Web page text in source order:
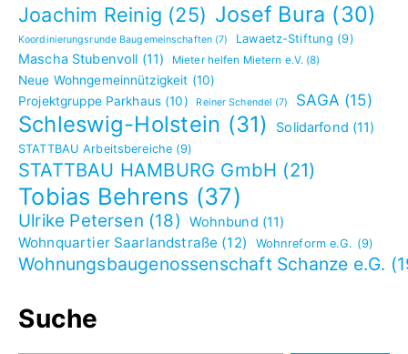
Joachim Reinig (25) Josef Bura (30)
Koordinierungsrunde Baugemeinschaften(7) Lawaetz-Stiftung (9)
Mascha Stubenvoll (11) Mieter helfen Mietern e.V. (8)
Neue Wohngemeinnützigkeit (10)
Projektgruppe Parkhaus (10) Reiner Schendel (7) SAGA (15)
Schleswig-Holstein (31) Solidarfond (11)
STATTBAU Arbeitsbereiche (9)
STATTBAU HAMBURG GmbH (21)
Tobias Behrens (37)
Ulrike Petersen (18) Wohnbund (11)
Wohnquartier Saarlandstraße (12) Wohnreform e.G. (9)
Wohnungsbaugenossenschaft Schanze e.G.
Suche